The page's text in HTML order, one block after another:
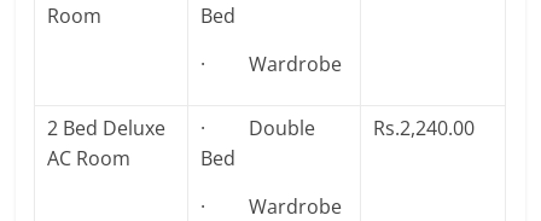
Room
Bed
· Wardrobe
2 Bed Deluxe
AC Room
· Double
Bed
· Wardrobe
Rs.2,240.00